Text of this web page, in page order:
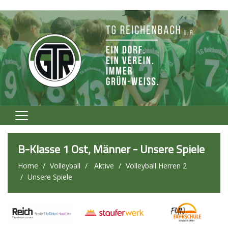
Home
Fußball
Tennis
B-Klasse 1 Ost, Männer - Unsere Spiele
Home Volleyball Aktive
Volleyball Herren 2
Unsere Spiele